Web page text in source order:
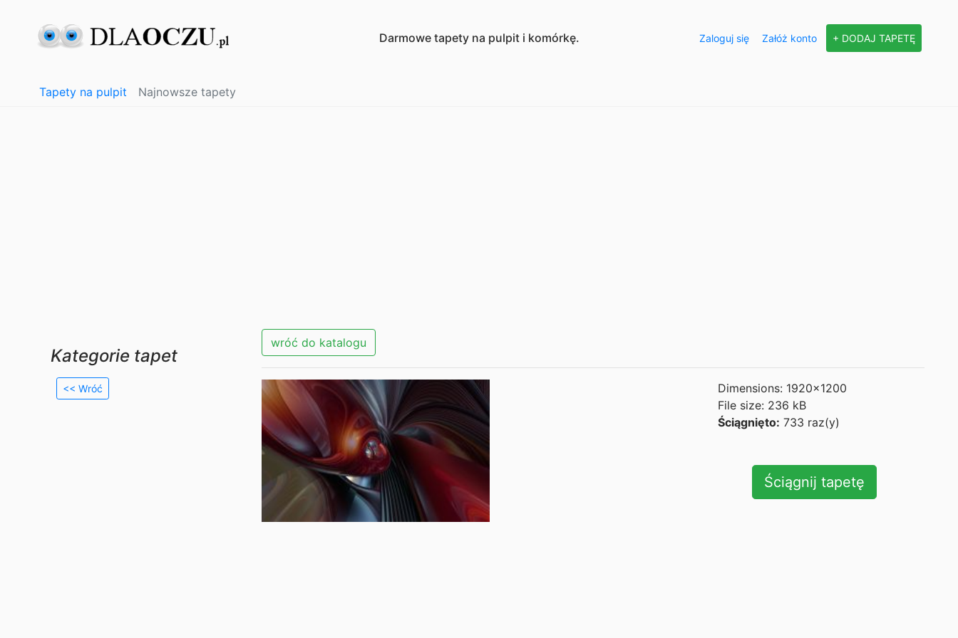
Darmowe tapety na pulpit i komórkę. Zaloguj się Załóż konto + DODAJ TAPETĘ
Tapety na pulpit Najnowsze tapety
Kategorie tapet
<< Wróć
wróć do katalogu
Dimensions: 1920x1200
File size: 236 kB
Ściągnięto: 733 raz(y)
Ściągnij tapetę